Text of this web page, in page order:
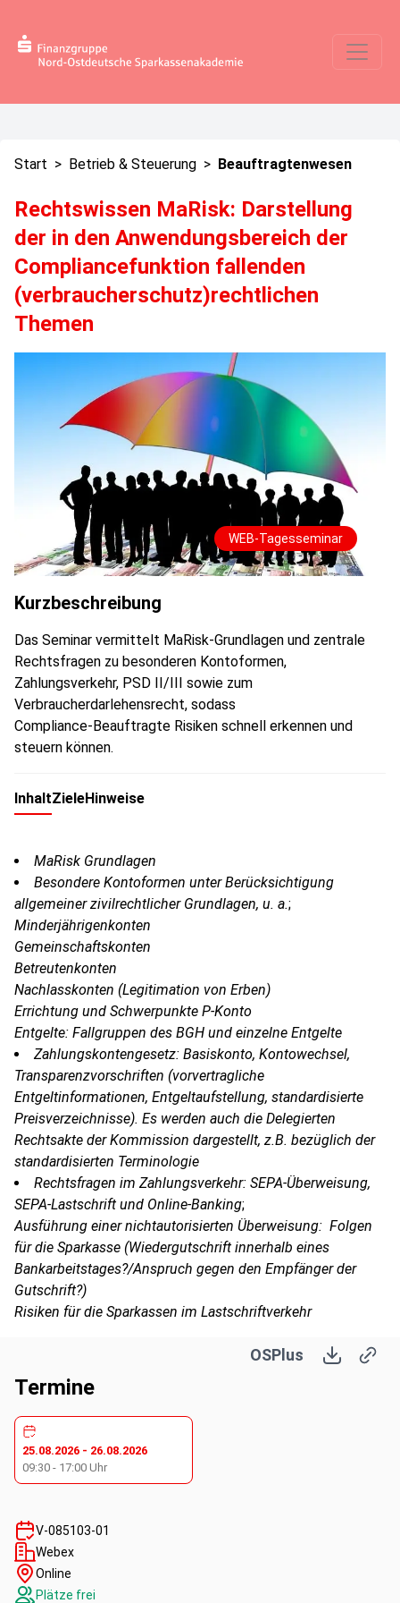
Start > Betrieb & Steuerung > Beauftragtenwesen
Rechtswissen MaRisk: Darstellung
der in den Anwendungsbereich der
Compliancefunktion fallenden
(verbraucherschutz)rechtlichen
Themen
WEB-Tagesseminar
Kurzbeschreibung
Das Seminar vermittelt MaRisk‑Grundlagen und zentrale
Rechtsfragen zu besonderen Kontoformen,
Zahlungsverkehr, PSD II/III sowie zum
Verbraucherdarlehensrecht, sodass
Compliance‑Beauftragte Risiken schnell erkennen und
steuern können.
InhaltZieleHinweise
MaRisk Grundlagen
Besondere Kontoformen unter Berücksichtigung
allgemeiner zivilrechtlicher Grundlagen, u. a.;
Minderjährigenkonten
Gemeinschaftskonten
Betreutenkonten
Nachlasskonten (Legitimation von Erben)
Errichtung und Schwerpunkte P-Konto
Entgelte: Fallgruppen des BGH und einzelne Entgelte
Zahlungskontengesetz: Basiskonto, Kontowechsel,
Transparenzvorschriften (vorvertragliche
Entgeltinformationen, Entgeltaufstellung, standardisierte
Preisverzeichnisse). Es werden auch die Delegierten
Rechtsakte der Kommission dargestellt, z.B. bezüglich der
standardisierten Terminologie
Rechtsfragen im Zahlungsverkehr: SEPA-Überweisung,
SEPA-Lastschrift und Online-Banking;
Ausführung einer nichtautorisierten Überweisung: Folgen
für die Sparkasse (Wiedergutschrift innerhalb eines
Bankarbeitstages?/Anspruch gegen den Empfänger der
Gutschrift?)
Risiken für die Sparkassen im Lastschriftverkehr
Umsetzung PSD II: Darstellung der Haftungsrisiken für
Sparkassen, die aus den neuen Vorschriften des
Zahlungsdienstaufsichtsgesetzes und des BGH sowie aus
den Delegierten Rechtsakten der Kommission (z. B. zu den
Vorgaben bezüglich der starken Kundenauthentifizierung)
resultieren
Verbraucherdarlehensrecht: Umsetzung der
Wohnimmobilienkreditrichtlinie
Schwerpunkt: Kreditwürdigkeitsprüfung
Aktuelle Rechtsprechung
OSPlus
Termine
25.08.2026 - 26.08.2026
09:30 - 17:00 Uhr
V-085103-01
Webex
Online
Plätze frei